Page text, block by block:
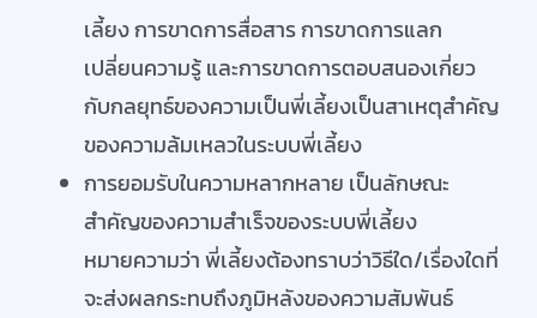
เลี้ยง การขาดการสื่อสาร การขาดการแลก
เปลี่ยนความรู้ และการขาดการตอบสนองเกี่ยว
กับกลยุทธ์ของความเป็นพี่เลี้ยงเป็นสาเหตุสำคัญ
ของความล้มเหลวในระบบพี่เลี้ยง
การยอมรับในความหลากหลาย เป็นลักษณะ
สำคัญของความสำเร็จของระบบพี่เลี้ยง
หมายความว่า พี่เลี้ยงต้องทราบว่าวิธีใด/เรื่องใดที่
จะส่งผลกระทบถึงภูมิหลังของความสัมพันธ์